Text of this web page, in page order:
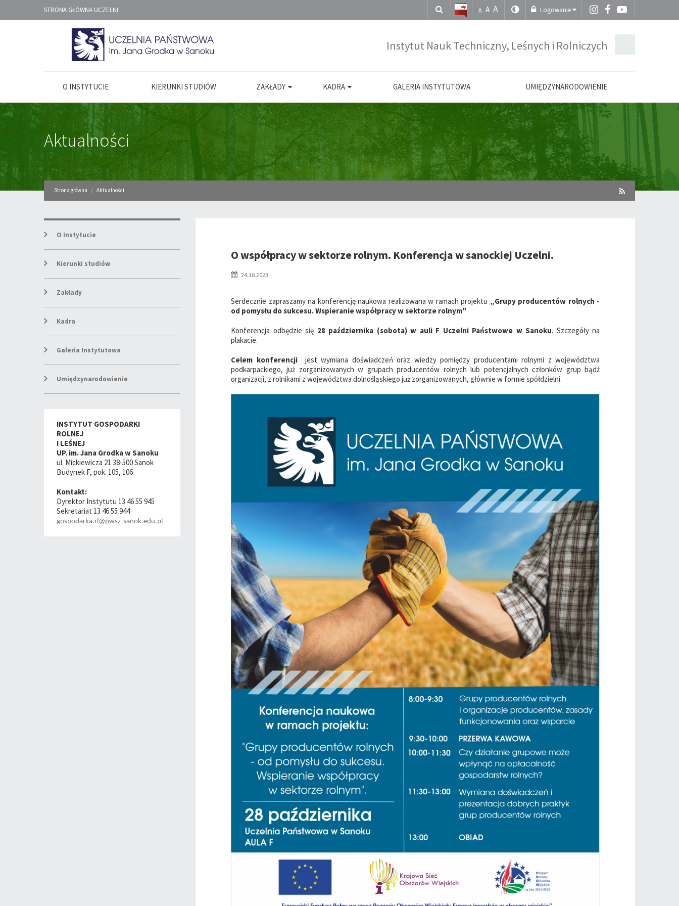
STRONA GŁÓWNA UCZELNI A A A Logowanie
Instytut Nauk Techniczny, Leśnych i Rolniczych
O INSTYTUCIE KIERUNKI STUDIÓW ZAKŁADY KADRA GALERIA INSTYTUTOWA UMIĘDZYNARODOWIENIE
Aktualności
Strona główna Aktualności
O współpracy w sektorze rolnym. Konferencja w sanockiej Uczelni.
24.10.2023
Serdecznie zapraszamy na konferencję naukowa realizowana w ramach projektu „Grupy producentów rolnych -
od pomysłu do sukcesu. Wspieranie współpracy w sektorze rolnym"
Konferencja odbędzie się 28 października (sobota) w auli F Uczelni Państwowe w Sanoku. Szczegóły na
plakacie.
Celem konferencji
jest wymiana doświadczeń oraz wiedzy pomiędzy producentami rolnymi z województwa
podkarpackiego, już zorganizowanych w grupach producentów rolnych lub potencjalnych członków grup bądź
organizacji, z rolnikami z województwa dolnośląskiego już zorganizowanych, głównie w formie spółdzielni.
O Instytucie
Kierunki studiów
Zakłady
Kadra
Galeria Instytutowa
Umiędzynarodowienie
INSTYTUT GOSPODARKI
ROLNEJ
I LEŚNEJ
UP. im. Jana Grodka w Sanoku
ul. Mickiewicza 21 38-500 Sanok
Budynek F, pok. 105, 106
Kontakt:
Dyrektor Instytutu 13 46 55 945
Sekretariat 13 46 55 944
gospodarka.rl@pwsz-sanok.edu.pl